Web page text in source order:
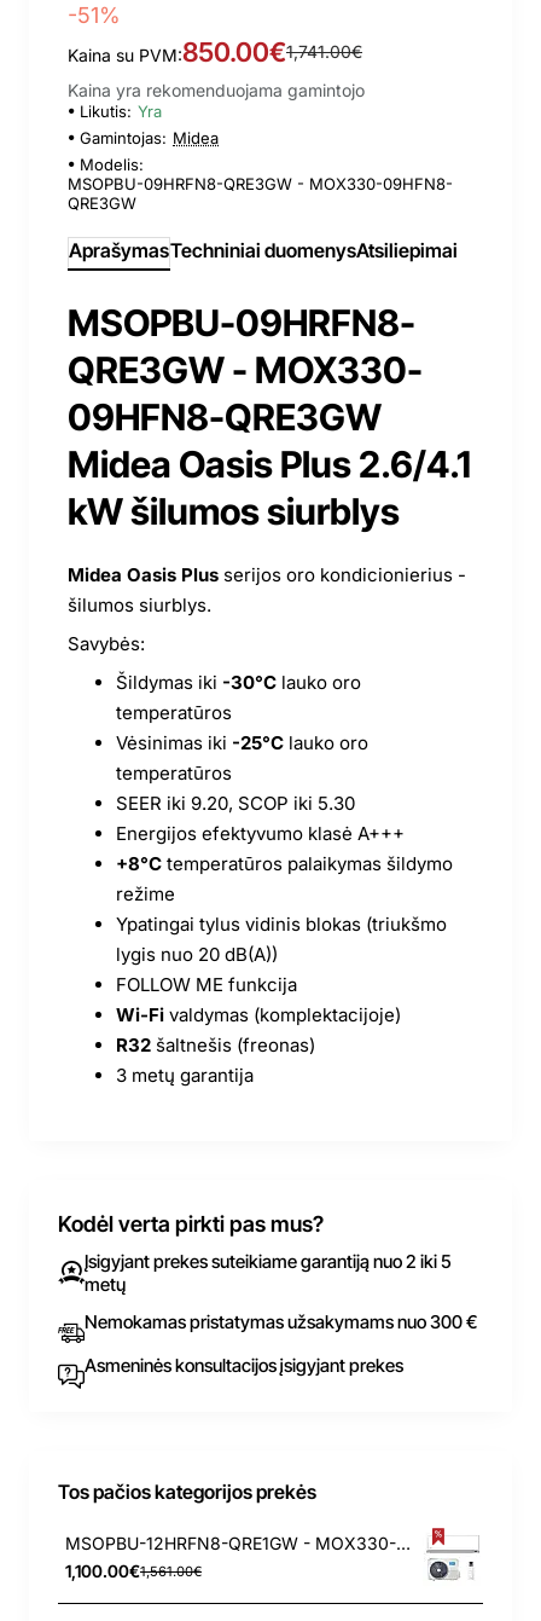
-51%
Kaina su PVM:850.00€1,741.00€
Kaina yra rekomenduojama gamintojo
Likutis: Yra
Gamintojas: Midea
Modelis:
MSOPBU-09HRFN8-QRE3GW - MOX330-09HFN8-
QRE3GW
AprašymasTechniniai duomenysAtsiliepimai
MSOPBU-09HRFN8-
QRE3GW - MOX330-
09HFN8-QRE3GW
Midea Oasis Plus 2.6/4.1
kW šilumos siurblys
Midea Oasis Plus serijos oro kondicionierius -
šilumos siurblys.
Savybės:
Šildymas iki -30°C lauko oro
temperatūros
Vėsinimas iki -25°C lauko oro
temperatūros
SEER iki 9.20, SCOP iki 5.30
Energijos efektyvumo klasė A+++
+8°C temperatūros palaikymas šildymo
režime
Ypatingai tylus vidinis blokas (triukšmo
lygis nuo 20 dB(A))
FOLLOW ME funkcija
Wi-Fi valdymas (komplektacijoje)
R32 šaltnešis (freonas)
3 metų garantija
Kodėl verta pirkti pas mus?
Įsigyjant prekes suteikiame garantiją nuo 2 iki 5
metų
Nemokamas pristatymas užsakymams nuo 300 €
Asmeninės konsultacijos įsigyjant prekes
Tos pačios kategorijos prekės
MSOPBU-12HRFN8-QRE1GW - MOX330-12HFN8-QRE1GW Midea Oasis OP+ 3.52/3.81 kW šilumos siurblys
1,100.00€1,561.00€